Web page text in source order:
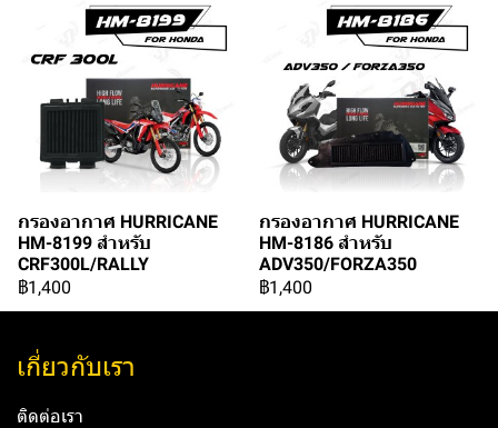
กรองอากาศ HURRICANE
HM-8199 สำหรับ
CRF300L/RALLY
฿1,400
กรองอากาศ HURRICANE
HM-8186 สำหรับ
ADV350/FORZA350
฿1,400
เกี่ยวกับเรา
ติดต่อเรา